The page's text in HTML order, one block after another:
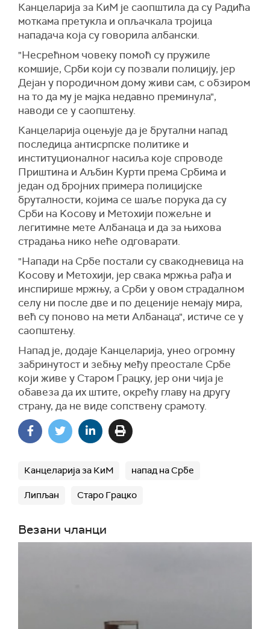
Канцеларија за КиМ је саопштила да су Радића
моткама претукла и опљачкала тројица
нападача која су говорила албански.
"Несрећном човеку помоћ су пружиле
комшије, Срби који су позвали полицију, јер
Дејан у породичном дому живи сам, с обзиром
на то да му је мајка недавно преминула",
наводи се у саопштењу.
Канцеларија оцењује да је брутални напад
последица антисрпске политике и
институционалног насиља које спроводе
Приштина и Аљбин Kурти према Србима и
један од бројних примера полицијске
бруталности, којима се шаље порука да су
Срби на Kосову и Метохији пожељне и
легитимне мете Албанаца и да за њихова
страдања нико неће одговарати.
"Напади на Србе постали су свакодневица на
Kосову и Метохији, јер свака мржња рађа и
инспирише мржњу, а Срби у овом страдалном
селу ни после две и по деценије немају мира,
већ су поново на мети Албанаца", истиче се у
саопштењу.
Напад је, додаје Канцеларија, унео огромну
забринутост и зебњу међу преостале Србе
који живе у Старом Грацку, јер они чија је
обавеза да их штите, окрећу главу на другу
страну, да не виде сопствену срамоту.
Канцеларија за КиМ напад на Србе
Липљан Старо Грацко
Везани чланци